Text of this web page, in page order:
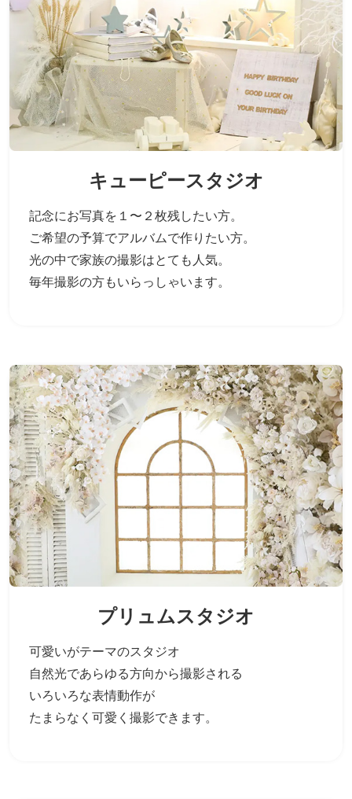
キューピースタジオ
記念にお写真を１〜２枚残したい方。
ご希望の予算でアルバムで作りたい方。
光の中で家族の撮影はとても人気。
毎年撮影の方もいらっしゃいます。
プリュムスタジオ
可愛いがテーマのスタジオ
自然光であらゆる方向から撮影される
いろいろな表情動作が
たまらなく可愛く撮影できます。